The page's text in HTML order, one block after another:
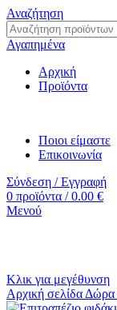
Αναζήτηση
Αγαπημένα
Αρχική
Προϊόντα
Ποιοι είμαστε
Επικοινωνία
Σύνδεση / Εγγραφή
0 προϊόντα / 0.00 €
Μενού
Κλικ για μεγέθυνση
Αρχική σελίδα Δώρα